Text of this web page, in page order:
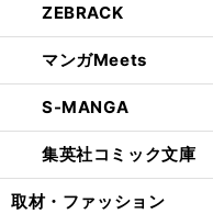
ZEBRACK
マンガMeets
S-MANGA
集英社コミック文庫
取材・ファッション